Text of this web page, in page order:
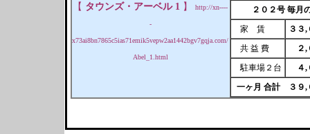
【 タウンズ・アーベル 1 】 http://xn----
-
x73ai8bn7865c5ias71emik5vepw2aa1442bgv7gqja.com/
Abel_1.html
２０２号 毎月
家 賃
３３
共 益 費
２
駐車場２台
４,
一ヶ月 合計
３９